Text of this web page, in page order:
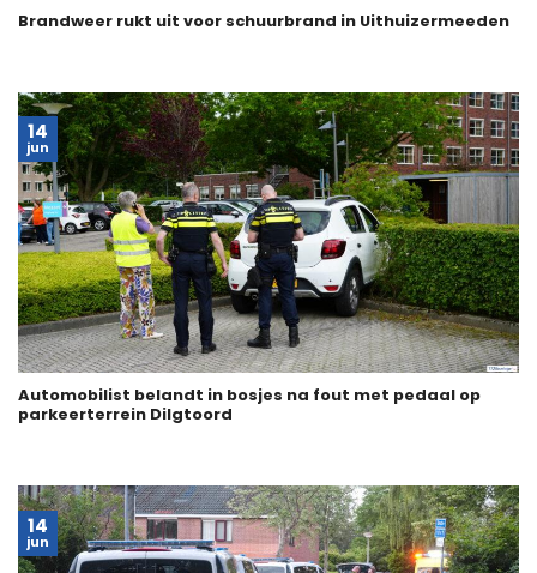
Brandweer rukt uit voor schuurbrand in Uithuizermeeden
Automobilist belandt in bosjes na fout met pedaal op
parkeerterrein Dilgtoord
14
jun
14
jun